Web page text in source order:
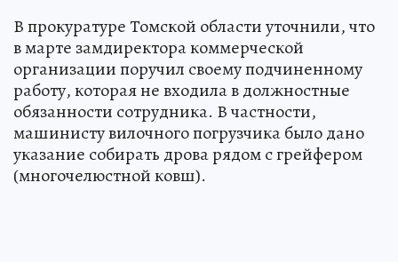
В прокуратуре Томской области уточнили, что
в марте замдиректора коммерческой
организации поручил своему подчиненному
работу, которая не входила в должностные
обязанности сотрудника. В частности,
машинисту вилочного погрузчика было дано
указание собирать дрова рядом с грейфером
(многочелюстной ковш).